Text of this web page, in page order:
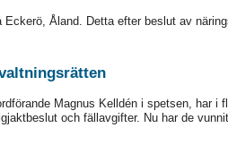
Åland. Detta efter beslut av
Magnus Kelldén i spetsen, har i
och fällavgifter. Nu har de vunnit